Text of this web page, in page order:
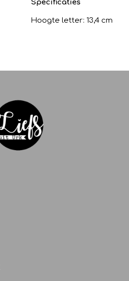
Specificaties
Hoogte letter: 13,4 cm